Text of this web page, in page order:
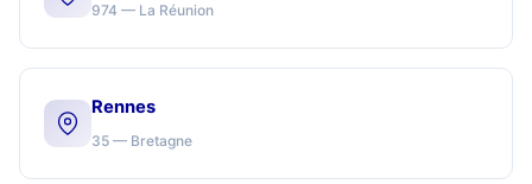
974 — La Réunion
Rennes
35 — Bretagne